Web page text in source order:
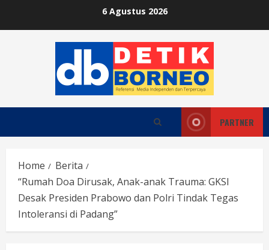
6 Agustus 2026
PARTNER
Home
Berita
“Rumah Doa Dirusak, Anak-anak Trauma: GKSI
Desak Presiden Prabowo dan Polri Tindak Tegas
Intoleransi di Padang”